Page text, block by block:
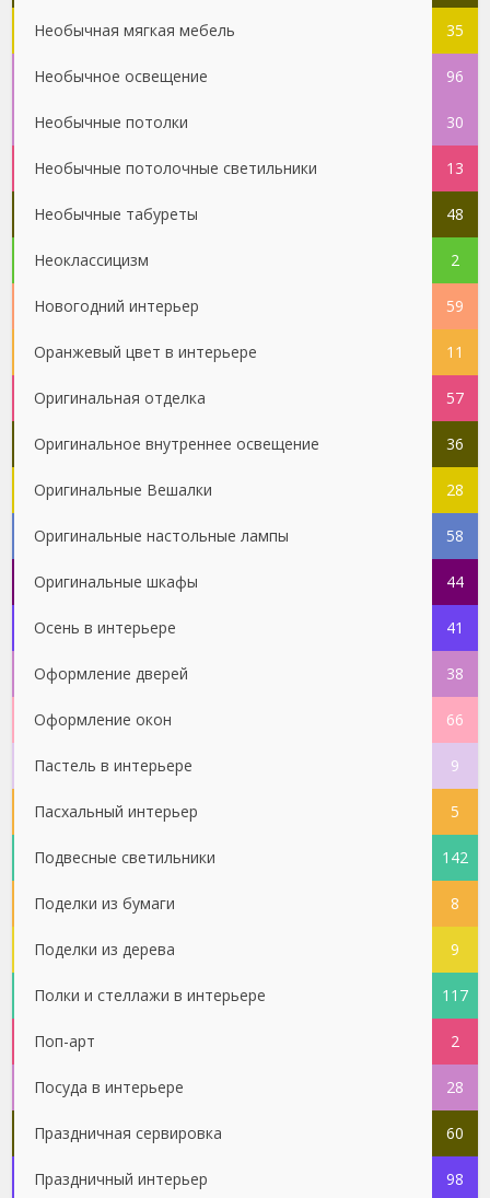
Необычная мягкая мебель 35
Необычное освещение 96
Необычные потолки 30
Необычные потолочные светильники 13
Необычные табуреты 48
Неоклассицизм 2
Новогодний интерьер 59
Оранжевый цвет в интерьере 11
Оригинальная отделка 57
Оригинальное внутреннее освещение 36
Оригинальные Вешалки 28
Оригинальные настольные лампы 58
Оригинальные шкафы 44
Осень в интерьере 41
Оформление дверей 38
Оформление окон 66
Пастель в интерьере 9
Пасхальный интерьер 5
Подвесные светильники 142
Поделки из бумаги 8
Поделки из дерева 9
Полки и стеллажи в интерьере 117
Поп-арт 2
Посуда в интерьере 28
Праздничная сервировка 60
Праздничный интерьер 98